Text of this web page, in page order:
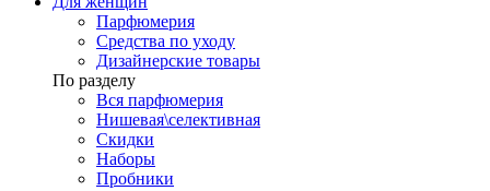
Парфюмерия
Средства по уходу
Дизайнерские товары
По разделу
Вся парфюмерия
Нишевая\селективная
Скидки
Наборы
Пробники